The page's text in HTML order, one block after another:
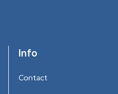
Info
Contact